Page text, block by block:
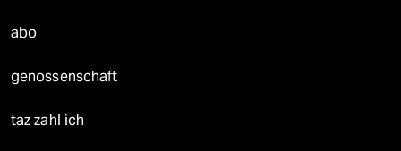
abo
genossenschaft
taz zahl ich